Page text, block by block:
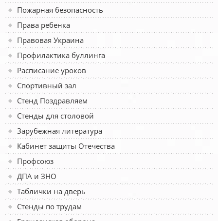
Пожарная безопасность
Права ребенка
Правовая Украина
Профилактика буллинга
Расписание уроков
Спортивный зал
Стенд Поздравляем
Стенды для столовой
Зарубежная литература
Кабинет защиты Отечества
Профсоюз
ДПА и ЗНО
Таблички на дверь
Стенды по трудам